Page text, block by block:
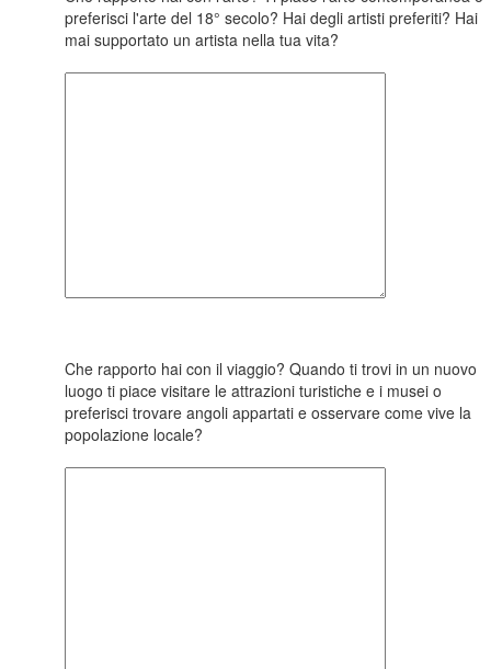
preferisci l'arte del 18° secolo? Hai degli artisti preferiti? Hai
mai supportato un artista nella tua vita?
Che rapporto hai con il viaggio? Quando ti trovi in un nuovo
luogo ti piace visitare le attrazioni turistiche e i musei o
preferisci trovare angoli appartati e osservare come vive la
popolazione locale?